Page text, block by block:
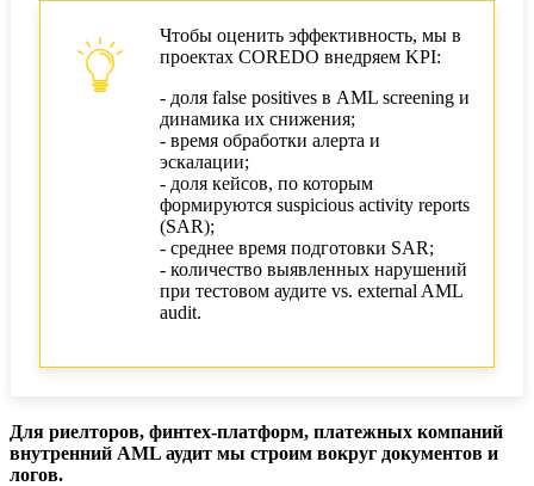
Чтобы оценить эффективность, мы в
проектах COREDO внедряем KPI:
- доля false positives в AML screening и
динамика их снижения;
- время обработки алерта и
эскалации;
- доля кейсов, по которым
формируются suspicious activity reports
(SAR);
- среднее время подготовки SAR;
- количество выявленных нарушений
при тестовом аудите vs. external AML
audit.
Для риелторов, финтех-платформ, платежных компаний
внутренний AML аудит мы строим вокруг документов и
логов.